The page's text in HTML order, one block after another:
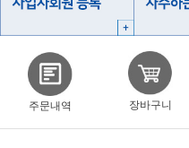
주문내역 장바구니